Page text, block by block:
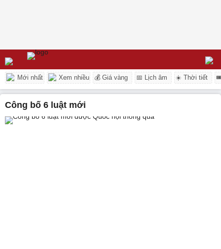
Mới nhất Xem nhiều 💰 Giá vàng 📅 Lịch âm ☀️ Thời tiết
công bố 6 luật mới